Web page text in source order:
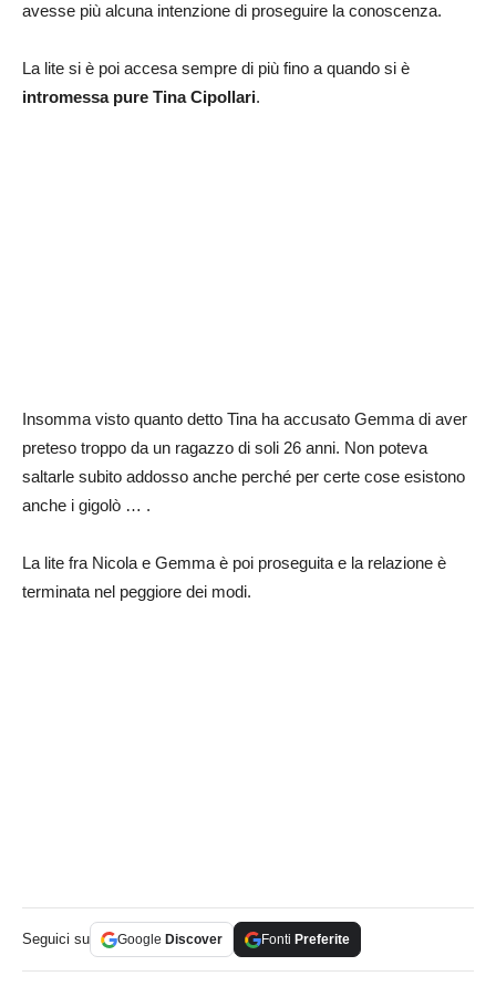
avesse più alcuna intenzione di proseguire la conoscenza.
La lite si è poi accesa sempre di più fino a quando si è
intromessa pure Tina Cipollari.
Insomma visto quanto detto Tina ha accusato Gemma di aver
preteso troppo da un ragazzo di soli 26 anni. Non poteva
saltarle subito addosso anche perché per certe cose esistono
anche i gigolò … .
La lite fra Nicola e Gemma è poi proseguita e la relazione è
terminata nel peggiore dei modi.
Seguici su Google Discover Fonti Preferite